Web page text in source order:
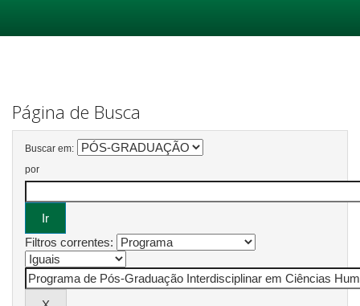
Página de Busca
Buscar em:
por
Filtros correntes: